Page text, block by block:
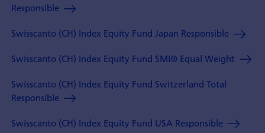
Responsible
Swisscanto (CH) Index Equity Fund Japan Responsible
Swisscanto (CH) Index Equity Fund SMI® Equal Weight
Swisscanto (CH) Index Equity Fund Switzerland Total
Responsible
Swisscanto (CH) Index Equity Fund USA Responsible